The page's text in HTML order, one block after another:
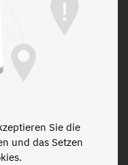
Sie die
und das Setzen